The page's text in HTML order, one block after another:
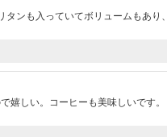
ンも入っていてボリュームもあり
嬉しい。コーヒーも美味しいです。